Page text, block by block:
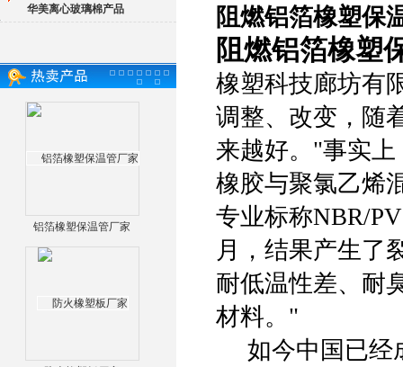
华美离心玻璃棉产品
铝箔橡塑保温管厂家
阻燃铝箔橡塑保
阻燃铝箔橡塑
橡塑科技廊坊有
调整、改变，随
来越好。"事实
橡胶与聚氯乙烯
专业标称NBR/
月，结果产生了
耐低温性差、耐
材料。"
如今中国已经